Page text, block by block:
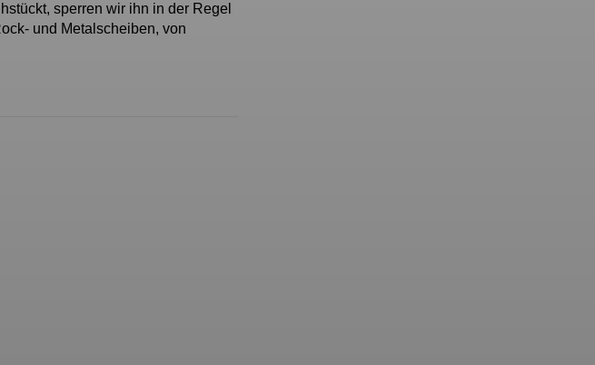
sperren wir ihn in der Regel
und Metalscheiben, von